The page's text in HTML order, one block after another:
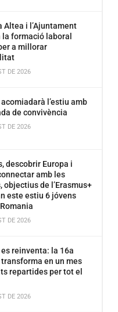
Altea i l’Ajuntament
formació laboral
a millorar
DE 2026
l’estiu amb
de convivència
DE 2026
descobrir Europa i
amb les
objectius de l’Erasmus+
este estiu 6 jóvens
DE 2026
reinventa: la 16a
en un mes
repartides per tot el
DE 2026